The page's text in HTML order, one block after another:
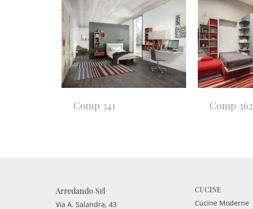
Comp 341 Comp 362
Arredando Srl
Via A. Salandra, 43
CUCINE
Cucine Moderne